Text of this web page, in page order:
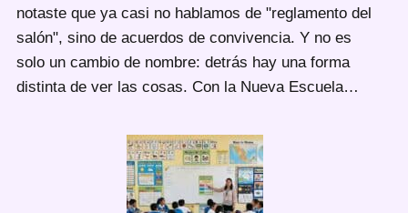
notaste que ya casi no hablamos de "reglamento del
salón", sino de acuerdos de convivencia. Y no es
solo un cambio de nombre: detrás hay una forma
distinta de ver las cosas. Con la Nueva Escuela…